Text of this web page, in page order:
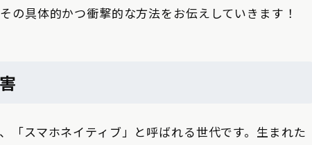
の具体的かつ衝撃的な方法をお伝えしていきます！
「スマホネイティブ」と呼ばれる世代です。生まれた